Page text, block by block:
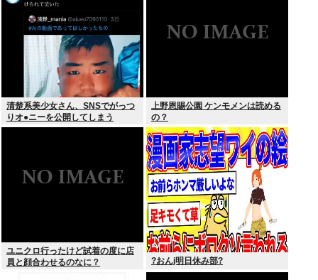
清楚系美少女さん、SNSでがっつ
りオ●ニーを公開してしまう
上野恩賜公園 ケンモメンは読める
の？
ユニクロ行ったけど試着の度に店
員と顔合わせるのなに？
?おんj明日休み部?